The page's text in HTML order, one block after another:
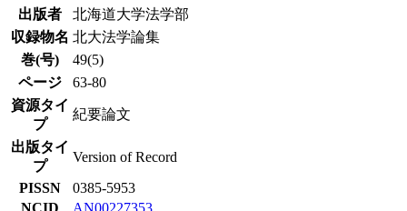
出版者
北海道大学法学部
収録物名 北大法学論集
巻(号)
49(5)
ページ
63-80
資源タイ
プ
紀要論文
出版タイ
プ
Version of Record
PISSN
0385-5953
NCID
AN00227353